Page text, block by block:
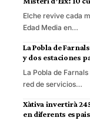
Elche revive cada
Edad Media en…
La Pobla de
y dos estaciones
La Pobla de
red de servicios…
Xàtiva invertirà
en diferents